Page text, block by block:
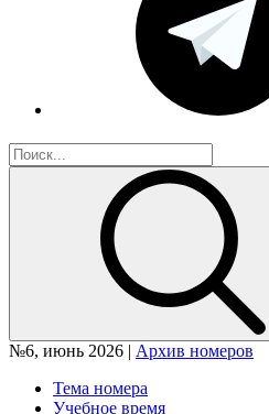
№6, июнь 2026 | Архив номеров
Тема номера
Учебное время